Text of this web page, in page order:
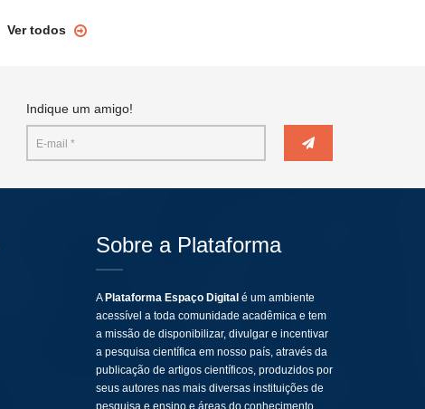
Ver todos
Indique um amigo!
Sobre a Plataforma
A Plataforma Espaço Digital é um ambiente
acessível a toda comunidade acadêmica e tem
a missão de disponibilizar, divulgar e incentivar
a pesquisa científica em nosso país, através da
publicação de artigos científicos, produzidos por
seus autores nas mais diversas instituições de
pesquisa e ensino e áreas do conhecimento.